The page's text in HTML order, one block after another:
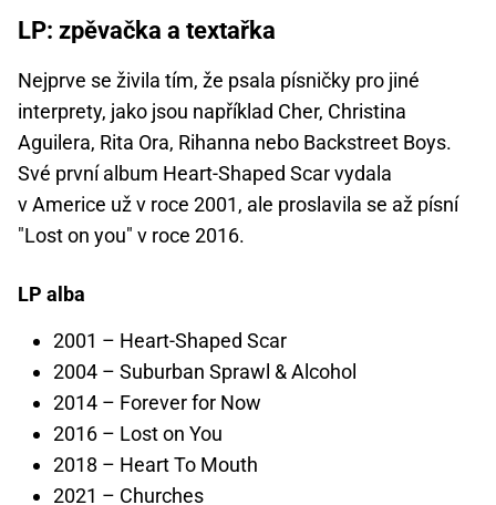
LP: zpěvačka a textařka
Nejprve se živila tím, že psala písničky pro jiné
interprety, jako jsou například Cher, Christina
Aguilera, Rita Ora, Rihanna nebo Backstreet Boys.
Své první album Heart-Shaped Scar vydala
v Americe už v roce 2001, ale proslavila se až písní
"Lost on you" v roce 2016.
LP alba
2001 – Heart-Shaped Scar
2004 – Suburban Sprawl & Alcohol
2014 – Forever for Now
2016 – Lost on You
2018 – Heart To Mouth
2021 – Churches